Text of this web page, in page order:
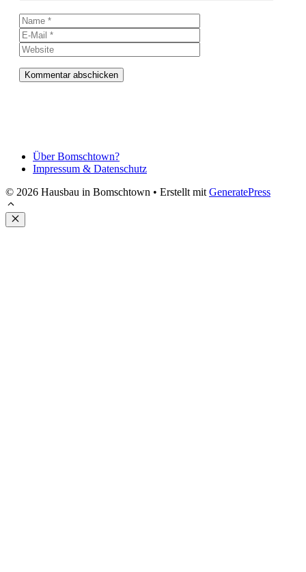
Name
Mail
Über Bomschtown?
Impressum & Datenschutz
© 2026 Hausbau in Bomschtown • Erstellt mit GeneratePress
Schließen